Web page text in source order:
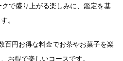
クで盛り上がる楽しみに、鑑定を基
。
百円お得な料金でお茶やお菓子を楽
お得で楽しいコースです。